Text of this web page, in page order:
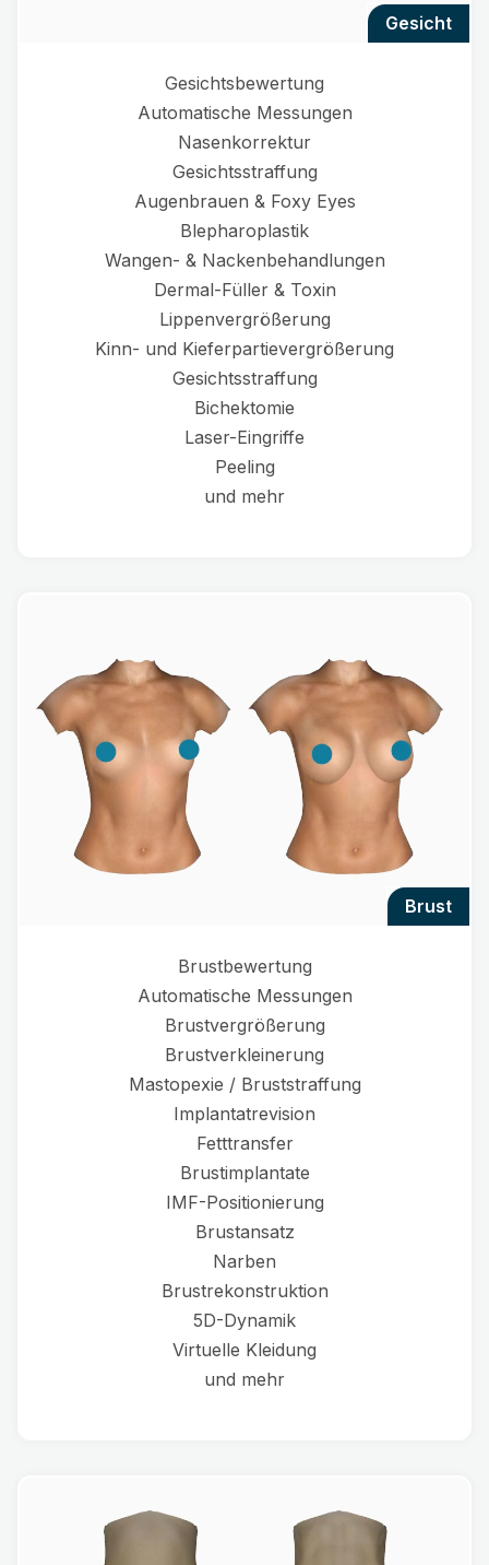
gesicht
Gesichtsbewertung
Automatische Messungen
Nasenkorrektur
Gesichtsstraffung
Augenbrauen & Foxy Eyes
Blepharoplastik
Wangen- & Nackenbehandlungen
Dermal-Füller & Toxin
Lippenvergrößerung
Kinn- und Kieferpartievergrößerung
Gesichtsstraffung
Bichektomie
Laser-Eingriffe
Peeling
und mehr
brust
Brustbewertung
Automatische Messungen
Brustvergrößerung
Brustverkleinerung
Mastopexie / Bruststraffung
Implantatrevision
Fetttransfer
Brustimplantate
IMF-Positionierung
Brustansatz
Narben
Brustrekonstruktion
5D-Dynamik
Virtuelle Kleidung
und mehr